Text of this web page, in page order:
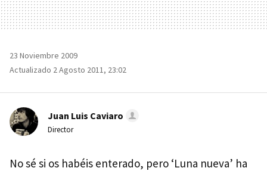
23 Noviembre 2009
Actualizado 2 Agosto 2011, 23:02
Juan Luis Caviaro
Director
No sé si os habéis enterado, pero ‘Luna nueva’ ha